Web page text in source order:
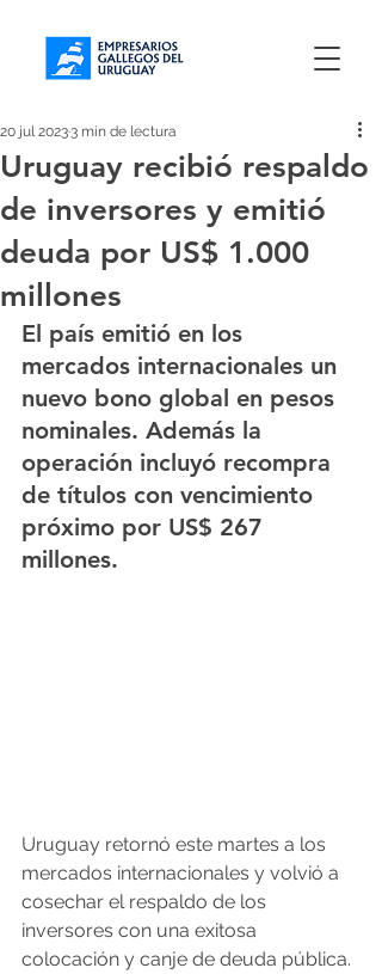
Uruguay recibió respaldo
de inversores y emitió
deuda por US$ 1.000
millones
20 jul 20233 min de lectura
El país emitió en los
mercados internacionales un
nuevo bono global en pesos
nominales. Además la
operación incluyó recompra
de títulos con vencimiento
próximo por US$ 267
millones.
Uruguay retornó este martes a los
mercados internacionales y volvió a
cosechar el respaldo de los
inversores con una exitosa
colocación y canje de deuda pública.